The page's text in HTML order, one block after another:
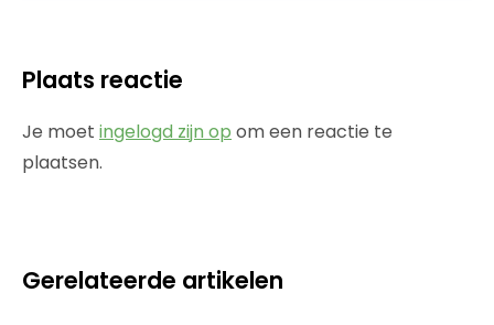
Plaats reactie
Je moet ingelogd zijn op om een reactie te
plaatsen.
Gerelateerde artikelen